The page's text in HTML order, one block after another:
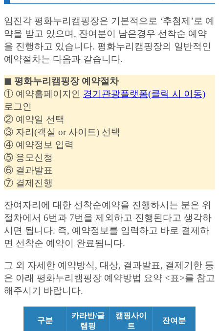
임진각 평화누리캠핑장은 기본적으로 ‘추첨제’로 예
약을 받고 있으며, 잔여분이 남은경우 선착순 예약
을 진행하고 있습니다. 평화누리캠핑장의 일반적인
예약절차는 다음과 같습니다.
◼︎ 평화누리캠핑장 예약절차
① 예약홈페이지인 경기관광플랫폼(클릭 시 이동)
로그인
② 예약일 선택
③ 자리(객실 or 사이트) 선택
④ 예약정보 입력
⑤ 응모신청
⑥ 결과발표
⑦ 결제진행
잔여자리에 대한 선착순예약을 진행하시는 분은 위
절차에서 6번과 7번을 제외하고 진행된다고 생각하
시면 됩니다. 즉, 예약정보를 입력하고 바로 결제하
면 선착순 예약이 완료됩니다.
그 외 자세한 예약방식, 대상, 결과발표, 결제기한 등
은 아래 평화누리캠핑장 예약방법 요약 <표>를 참고
해주시기 바랍니다.
구분
카라반/글
램핑
캠핑사이
트
잔여분